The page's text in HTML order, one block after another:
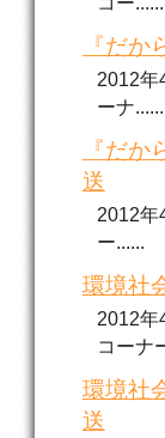
『だ
2012年
ーナ......
『だ
送
2012年
ー......
環境社
2012年
コーナ
環境社
送